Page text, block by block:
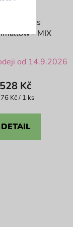
bomby s
- MIX
hodnocení
produktu
je
z
od 14.9.2026
528 Kč
Kč / 1 ks
DETAIL